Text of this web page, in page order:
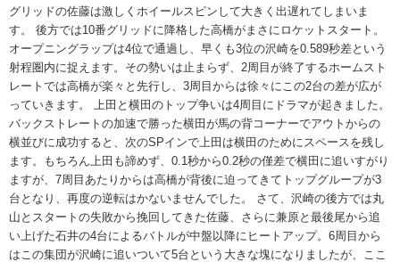
グリッドの佐藤は激しくホイールスピンして大きく出遅れてしまいま
す。 後方では10番グリッドに降格した高橋がまさにロケットスタート。
オープニングラップは4位で通過し、早くも3位の沢崎を0.589秒差という
射程圏内に捉えます。その勢いは止まらず、2周目が終了するホームスト
レートでは高橋が楽々と先行し、3周目からは徐々にこの2台の差が広が
っていきます。 上田と横田のトップ争いは4周目にドラマが起きました。
バックストレートの加速で勝った横田が馬の背コーナーでアウトからの
横並びに成功すると、次のSPインで上田は横田のためにスペースを残し
ます。もちろん上田も諦めず、0.1秒から0.2秒の僅差で横田に追いすがり
ますが、7周目あたりからは高橋が背後に迫ってきてトップグループが3
台となり、再度の逆転はかないませんでした。 さて、沢崎の後方では丸
山とスタートの失敗から挽回してきた佐藤、さらに兼原と最後尾から追
い上げた石井の4台によるバトルが中盤以降にヒートアップ。6周目から
はこの集団が沢崎に追いついて5台という大きな塊になりましたが、ここ